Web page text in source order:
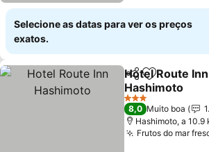
Selecione as datas para ver os preços
exatos.
PartilharAdicionar
Hotel Route Inn
Hashimoto
Ver preços
3 Estrelas
8,0 Muito boa
Hashimoto, a 10.9
Frutos do mar